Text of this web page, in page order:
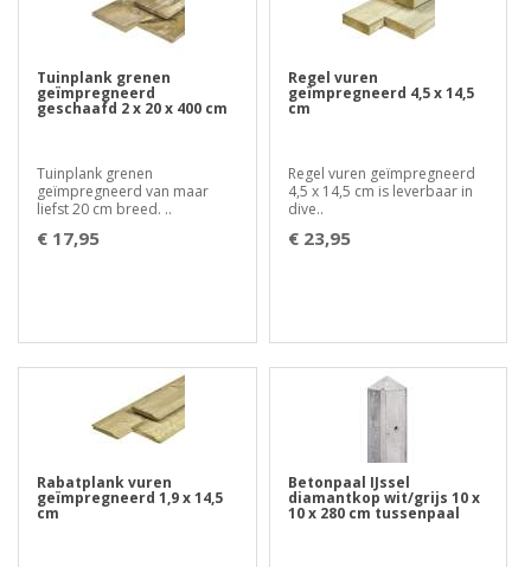
Tuinplank grenen
geïmpregneerd
geschaafd 2 x 20 x 400 cm
Tuinplank grenen
geïmpregneerd van maar
liefst 20 cm breed. ..
€ 17,95
Regel vuren
geïmpregneerd 4,5 x 14,5
cm
Regel vuren geïmpregneerd
4,5 x 14,5 cm is leverbaar in
dive..
€ 23,95
Rabatplank vuren
geïmpregneerd 1,9 x 14,5
cm
Betonpaal IJssel
diamantkop wit/grijs 10 x
10 x 280 cm tussenpaal